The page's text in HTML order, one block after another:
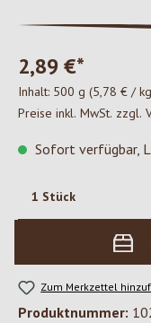
2,89 €*
Inhalt: 500 g (5,78 € /
Preise inkl. MwSt. zzgl.
Sofort verfügbar,
Zum Merkzettel
Produktnummer: